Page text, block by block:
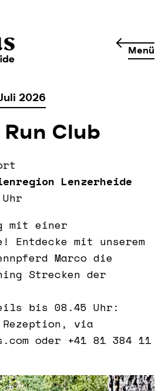
Menü
2026
Club
Lenzerheide
mit einer
Entdecke mit unserem
Marco die
Strecken der
bis 08.45 Uhr:
via
oder +41 81 384 11